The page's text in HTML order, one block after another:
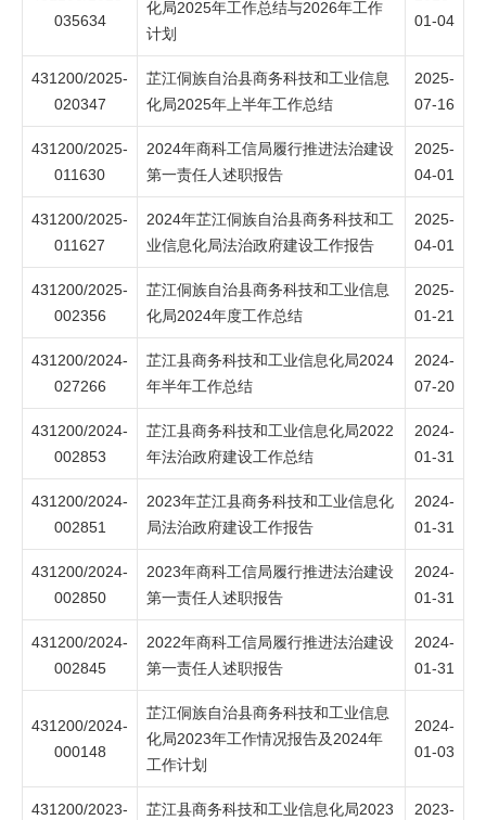
035634
化局2025年工作总结与2026年工作
计划
01-04
431200/2025-
020347
芷江侗族自治县商务科技和工业信息
化局2025年上半年工作总结
2025-
07-16
431200/2025-
011630
2024年商科工信局履行推进法治建设
第一责任人述职报告
2025-
04-01
431200/2025-
011627
2024年芷江侗族自治县商务科技和工
业信息化局法治政府建设工作报告
2025-
04-01
431200/2025-
002356
芷江侗族自治县商务科技和工业信息
化局2024年度工作总结
2025-
01-21
431200/2024-
027266
芷江县商务科技和工业信息化局2024
年半年工作总结
2024-
07-20
431200/2024-
002853
芷江县商务科技和工业信息化局2022
年法治政府建设工作总结
2024-
01-31
431200/2024-
002851
2023年芷江县商务科技和工业信息化
局法治政府建设工作报告
2024-
01-31
431200/2024-
002850
2023年商科工信局履行推进法治建设
第一责任人述职报告
2024-
01-31
431200/2024-
002845
2022年商科工信局履行推进法治建设
第一责任人述职报告
2024-
01-31
431200/2024-
000148
芷江侗族自治县商务科技和工业信息
化局2023年工作情况报告及2024年
工作计划
2024-
01-03
431200/2023-
芷江县商务科技和工业信息化局2023
2023-